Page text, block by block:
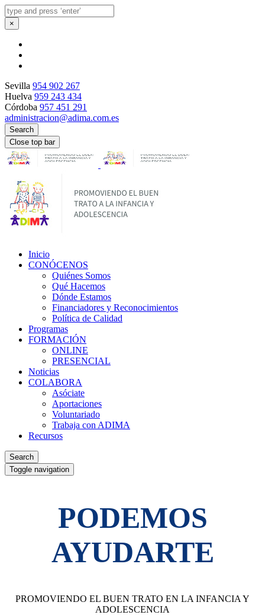
×
Sevilla 954 902 267
Huelva 959 243 434
Córdoba 957 451 291
administracion@adima.com.es
Search
Close top bar
Inicio
CONÓCENOS
Quiénes Somos
Qué Hacemos
Dónde Estamos
Financiadores y Reconocimientos
Política de Calidad
Programas
FORMACIÓN
ONLINE
PRESENCIAL
Noticias
COLABORA
Asóciate
Aportaciones
Voluntariado
Trabaja con ADIMA
Recursos
Search
Toggle navigation
PODEMOS
AYUDARTE
PROMOVIENDO EL BUEN TRATO EN LA INFANCIA Y
ADOLESCENCIA